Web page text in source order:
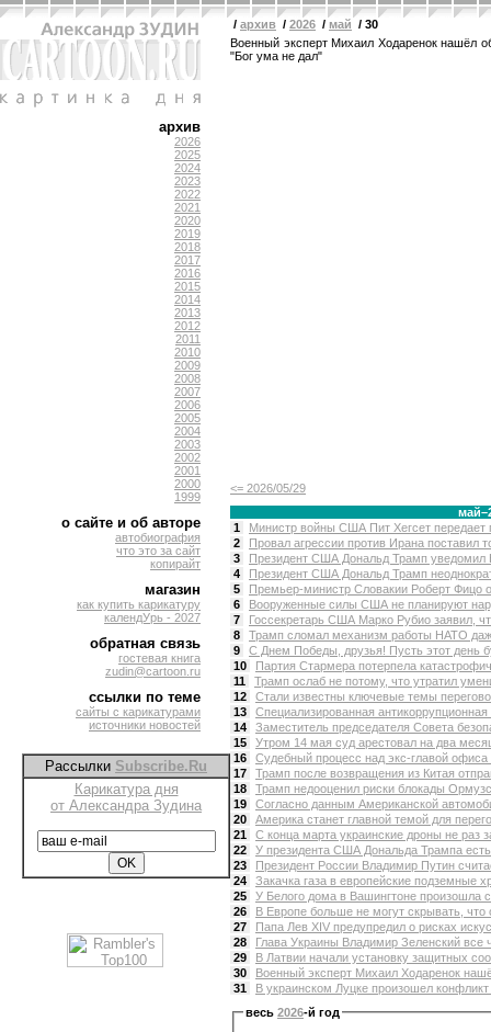
архив
2026
2025
2024
2023
2022
2021
2020
2019
2018
2017
2016
2015
2014
2013
2012
2011
2010
2009
2008
2007
2006
2005
2004
2003
2002
2001
2000
1999
о сайте и об авторе
автобиография
что это за сайт
копирайт
магазин
как купить карикатуру
календУрь - 2027
обратная связь
гостевая книга
zudin@cartoon.ru
ссылки по теме
сайты с карикатурами
источники новостей
Рассылки Subscribe.Ru
Карикатура дня
от Александра Зудина
/ архив / 2026 / май / 30
Военный эксперт Михаил Ходаренок нашёл
"Бог ума не дал"
<= 2026/05/29
1
Министр войны США Пит Хегсет передает
2
Провал агрессии против Ирана поставил
3
Президент США Дональд Трамп уведомил
4
Президент США Дональд Трамп
5
Премьер-министр Словакии Роберт Фицо
6
Вооруженные силы США не планируют
7
Госсекретарь США Марко Рубио заявил,
8
Трамп сломал механизм работы НАТО
9
С Днем Победы, друзья! Пусть этот день
10
Партия Стармера потерпела
11
Трамп ослаб не потому, что утратил
12
Стали известны ключевые темы
13
Специализированная
14
Заместитель председателя Совета
15
Утром 14 мая суд арестовал на два
16
Судебный процесс над экс-главой офиса
17
Трамп после возвращения из Китая
18
Трамп недооценил риски блокады
19
Согласно данным Американской
20
Америка станет главной темой для
21
С конца марта украинские дроны не раз
22
У президента США Дональда Трампа
23
Президент России Владимир Путин
24
Закачка газа в европейские подземные
25
У Белого дома в Вашингтоне произошла
26
В Европе больше не могут скрывать, что
27
Папа Лев XIV предупредил о рисках
28
Глава Украины Владимир Зеленский все
29
В Латвии начали установку защитных
30
Военный эксперт Михаил Ходаренок
31
В украинском Луцке произошел
весь 2026-й год